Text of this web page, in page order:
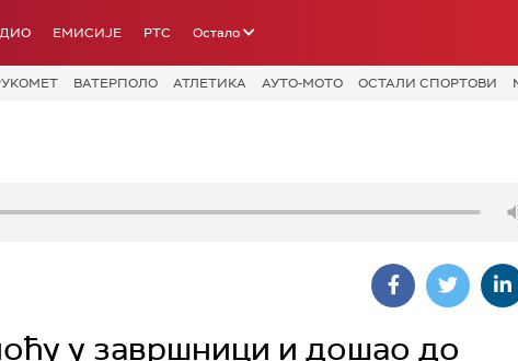
ЕМИСИЈЕ РТС Остало
ВАТЕРПОЛО АТЛЕТИКА АУТО-МОТО ОСТАЛИ СПОРТОВИ
у завршници и дошао до